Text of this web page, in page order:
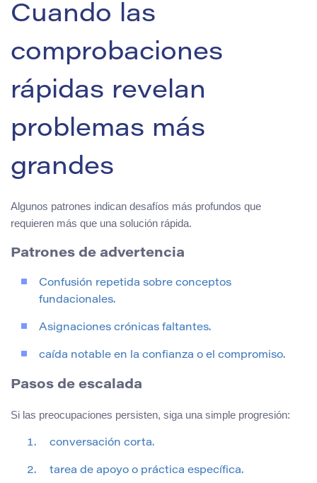
Cuando las
comprobaciones
rápidas revelan
problemas más
grandes
Algunos patrones indican desafíos más profundos que
requieren más que una solución rápida.
Patrones de advertencia
Confusión repetida sobre conceptos
fundacionales.
Asignaciones crónicas faltantes.
caída notable en la confianza o el compromiso.
Pasos de escalada
Si las preocupaciones persisten, siga una simple progresión:
conversación corta.
tarea de apoyo o práctica específica.